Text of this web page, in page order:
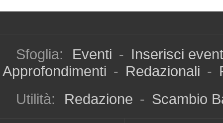
Sfoglia: Eventi - Inserisci
Approfondimenti - Redazionali -
Utilità:
Redazione - Scambio